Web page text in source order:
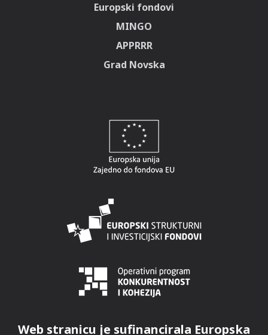
Europski fondovi
MINGO
APPRRR
Grad Novska
Web stranicu je sufinancirala Europska